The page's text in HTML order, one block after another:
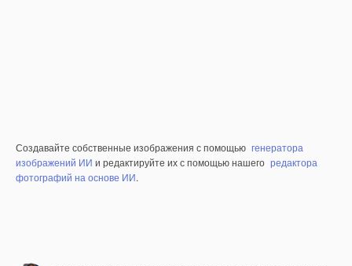
Создавайте собственные изображения с помощью генератора
изображений ИИ и редактируйте их с помощью нашего редактора
фотографий на основе ИИ.